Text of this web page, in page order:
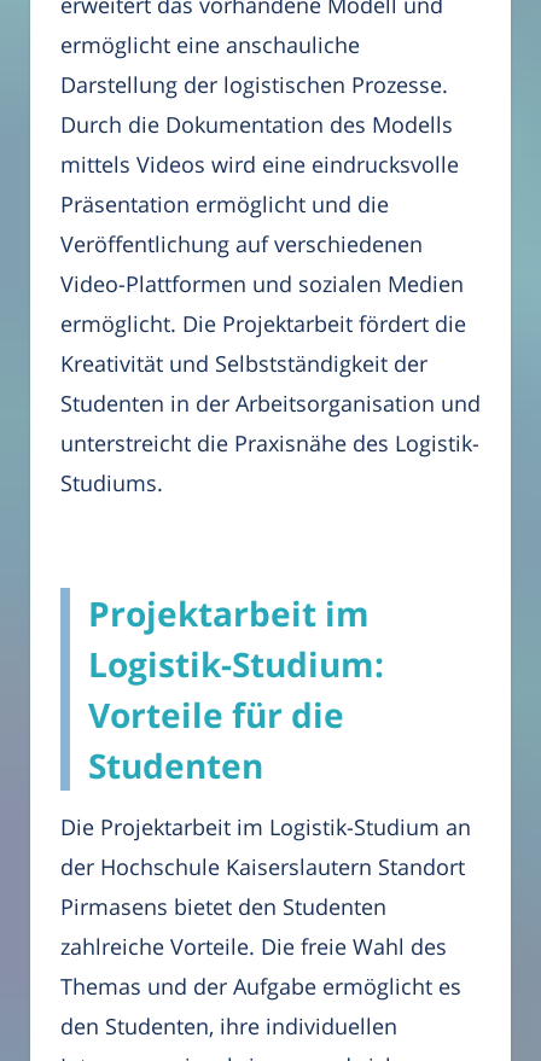
ermöglicht eine anschauliche
Darstellung der logistischen Prozesse.
Durch die Dokumentation des Modells
mittels Videos wird eine eindrucksvolle
Präsentation ermöglicht und die
Veröffentlichung auf verschiedenen
Video-Plattformen und sozialen Medien
ermöglicht. Die Projektarbeit fördert die
Kreativität und Selbstständigkeit der
Studenten in der Arbeitsorganisation und
unterstreicht die Praxisnähe des Logistik-
Studiums.
Projektarbeit im
Logistik-Studium:
Vorteile für die
Studenten
Die Projektarbeit im Logistik-Studium an
der Hochschule Kaiserslautern Standort
Pirmasens bietet den Studenten
zahlreiche Vorteile. Die freie Wahl des
Themas und der Aufgabe ermöglicht es
den Studenten, ihre individuellen